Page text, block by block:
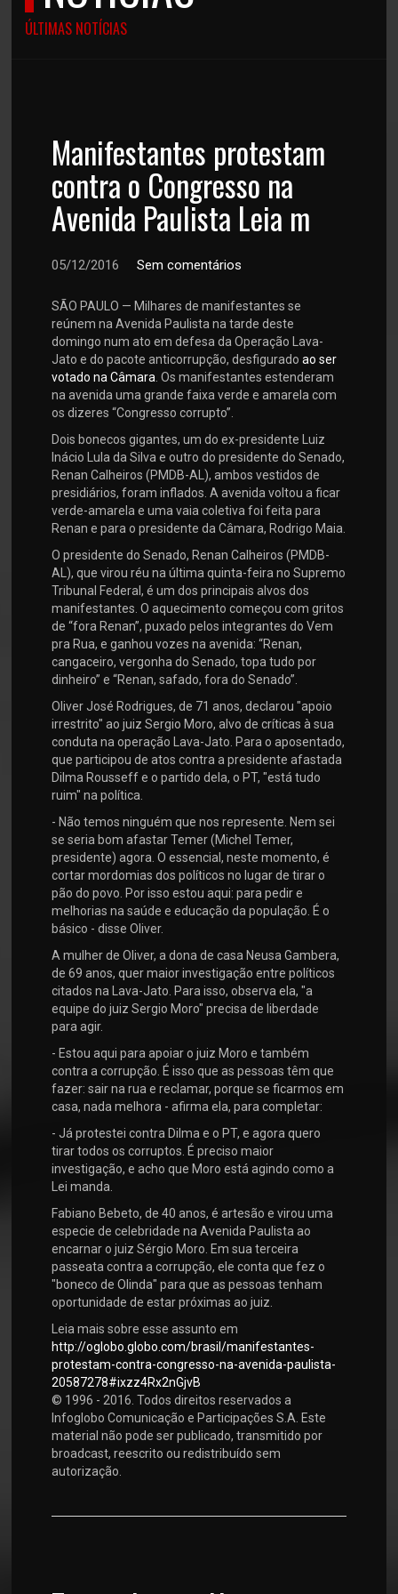
ÚLTIMAS NOTÍCIAS
Manifestantes protestam
contra o Congresso na
Avenida Paulista Leia m
05/12/2016 Sem comentários
SÃO PAULO — Milhares de manifestantes se
reúnem na Avenida Paulista na tarde deste
domingo num ato em defesa da Operação Lava-
Jato e do pacote anticorrupção, desfiguradoao ser
votado na Câmara . Os manifestantes estenderam
na avenida uma grande faixa verde e amarela com
os dizeres “Congresso corrupto”.
Dois bonecos gigantes, um do ex-presidente Luiz
Inácio Lula da Silva e outro do presidente do Senado,
Renan Calheiros (PMDB-AL), ambos vestidos de
presidiários, foram inflados. A avenida voltou a ficar
verde-amarela e uma vaia coletiva foi feita para
Renan e para o presidente da Câmara, Rodrigo Maia.
O presidente do Senado, Renan Calheiros (PMDB-
AL), que virou réu na última quinta-feira no Supremo
Tribunal Federal, é um dos principais alvos dos
manifestantes. O aquecimento começou com gritos
de “fora Renan”, puxado pelos integrantes do Vem
pra Rua, e ganhou vozes na avenida: “Renan,
cangaceiro, vergonha do Senado, topa tudo por
dinheiro” e “Renan, safado, fora do Senado”.
Oliver José Rodrigues, de 71 anos, declarou "apoio
irrestrito" ao juiz Sergio Moro, alvo de críticas à sua
conduta na operação Lava-Jato. Para o aposentado,
que participou de atos contra a presidente afastada
Dilma Rousseff e o partido dela, o PT, "está tudo
ruim" na política.
- Não temos ninguém que nos represente. Nem sei
se seria bom afastar Temer (Michel Temer,
presidente) agora. O essencial, neste momento, é
cortar mordomias dos políticos no lugar de tirar o
pão do povo. Por isso estou aqui: para pedir e
melhorias na saúde e educação da população. É o
básico - disse Oliver.
A mulher de Oliver, a dona de casa Neusa Gambera,
de 69 anos, quer maior investigação entre políticos
citados na Lava-Jato. Para isso, observa ela, "a
equipe do juiz Sergio Moro" precisa de liberdade
para agir.
- Estou aqui para apoiar o juiz Moro e também
contra a corrupção. É isso que as pessoas têm que
fazer: sair na rua e reclamar, porque se ficarmos em
casa, nada melhora - afirma ela, para completar:
- Já protestei contra Dilma e o PT, e agora quero
tirar todos os corruptos. É preciso maior
investigação, e acho que Moro está agindo como a
Lei manda.
Fabiano Bebeto, de 40 anos, é artesão e virou uma
especie de celebridade na Avenida Paulista ao
encarnar o juiz Sérgio Moro. Em sua terceira
passeata contra a corrupção, ele conta que fez o
"boneco de Olinda" para que as pessoas tenham
oportunidade de estar próximas ao juiz.
Leia mais sobre esse assunto em
http://oglobo.globo.com/brasil/manifestantes-
protestam-contra-congresso-na-avenida-paulista-
20587278#ixzz4Rx2nGjvB
© 1996 - 2016. Todos direitos reservados a
Infoglobo Comunicação e Participações S.A. Este
material não pode ser publicado, transmitido por
broadcast, reescrito ou redistribuído sem
autorização.